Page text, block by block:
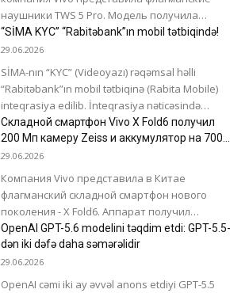
наушники TWS 5 Pro. Модель получила
обновленную систему шумоподавления,
поддержку передачи аудио без потерь по...
“SİMA KYC” “Rabitəbank”ın mobil tətbiqində!
29.06.2026
SİMA-nın “KYC” (Videoyazı) rəqəmsal həlli
“Rabitəbank”ın mobil tətbiqinə (Rabita Mobile)
inteqrasiya edilib. İnteqrasiya nəticəsində
vətəndaşlar banka getmədən bank xidmətlərdən
yararlana biləcəklər. Bununla da “Rabitəbank”da
kart...
Складной смартфон Vivo X Fold6 получил
200 Мп камеру Zeiss и аккумулятор на 7000
мАч
29.06.2026
Компания Vivo представила в Китае
флагманский складной смартфон нового
поколения - X Fold6. Аппарат получил
обновленный дизайн, мощную аппаратную
платформу, передовые возможности
фотосъемки и...
OpenAI GPT-5.6 modelini təqdim etdi: GPT-5.5-
dən iki dəfə daha səmərəlidir
29.06.2026
OpenAI cəmi iki ay əvvəl anons etdiyi GPT-5.5